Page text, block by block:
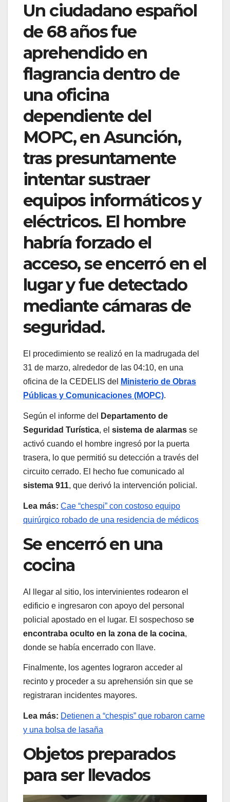
Un ciudadano español
de 68 años fue
aprehendido en
flagrancia dentro de
una oficina
dependiente del
MOPC, en Asunción,
tras presuntamente
intentar sustraer
equipos informáticos y
eléctricos. El hombre
habría forzado el
acceso, se encerró en el
lugar y fue detectado
mediante cámaras de
seguridad.
El procedimiento se realizó en la madrugada del
31 de marzo, alrededor de las 04:10, en una
oficina de la CEDELIS del
Ministerio de Obras
Públicas y Comunicaciones (MOPC).
Según el informe del
Departamento de
Seguridad Turística, el sistema de alarmas se
activó cuando el hombre ingresó por la puerta
trasera, lo que permitió su detección a través del
circuito cerrado. El hecho fue comunicado al
sistema 911, que derivó la intervención policial.
Lea más: Cae “chespi” con costoso equipo
quirúrgico robado de una residencia de médicos
Se encerró en una
cocina
Al llegar al sitio, los intervinientes rodearon el
edificio e ingresaron con apoyo del personal
policial apostado en el lugar. El sospechoso se
encontraba oculto en la zona de la cocina,
donde se había encerrado con llave.
Finalmente, los agentes lograron acceder al
recinto y proceder a su aprehensión sin que se
registraran incidentes mayores.
Lea más: Detienen a “chespis” que robaron carne
y una bolsa de lasaña
Objetos preparados
para ser llevados